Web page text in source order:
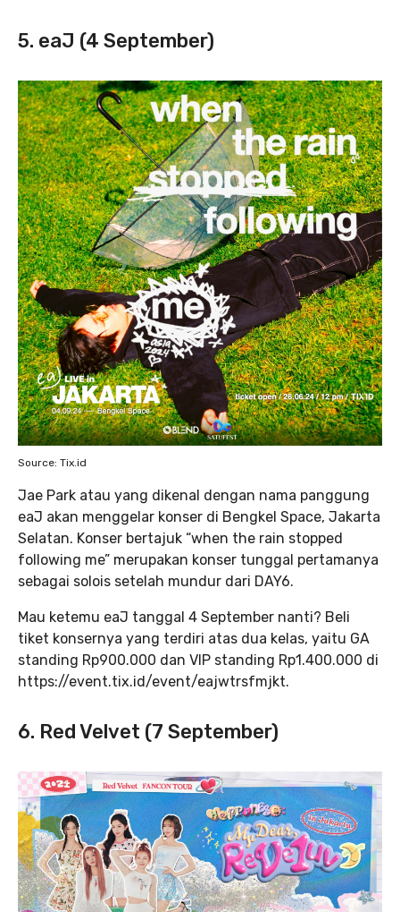
5. eaJ (4 September)
Source: Tix.id
Jae Park atau yang dikenal dengan nama panggung
eaJ akan menggelar konser di Bengkel Space, Jakarta
Selatan. Konser bertajuk “when the rain stopped
following me” merupakan konser tunggal pertamanya
sebagai solois setelah mundur dari DAY6.
Mau ketemu eaJ tanggal 4 September nanti? Beli
tiket konsernya yang terdiri atas dua kelas, yaitu GA
standing Rp900.000 dan VIP standing Rp1.400.000 di
https://event.tix.id/event/eajwtrsfmjkt.
6. Red Velvet (7 September)